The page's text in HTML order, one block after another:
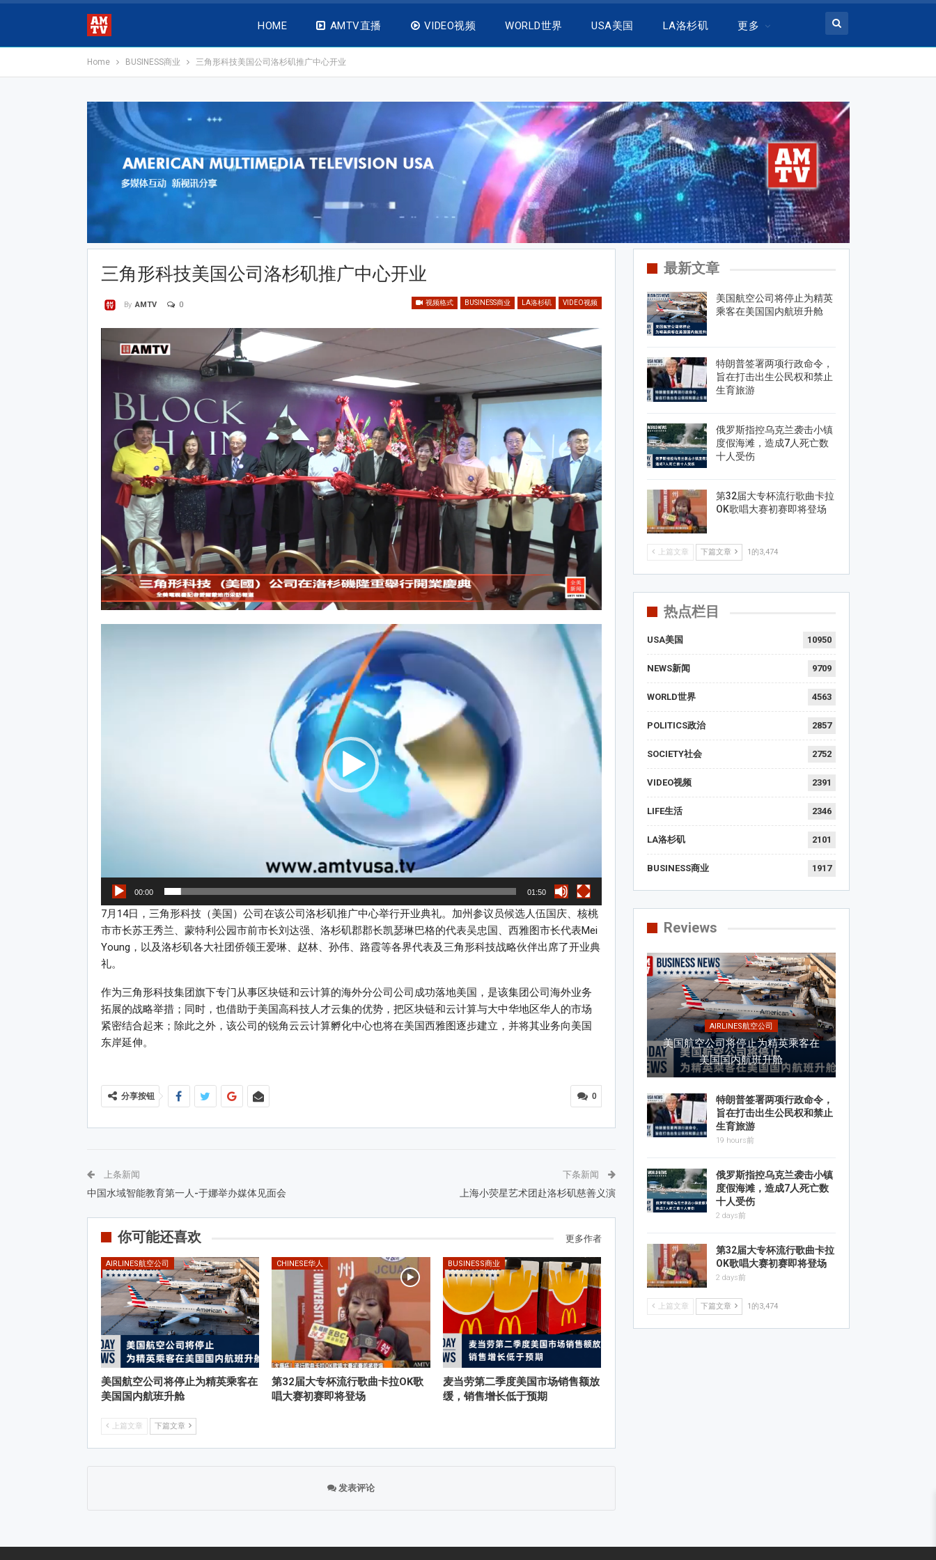
HOME AMTV直播 VIDEO视频 WORLD世界 USA美国 LA洛杉矶 更多
Home BUSINESS商业 三角形科技美国公司洛杉矶推广中心开业
三角形科技美国公司洛杉矶推广中心开业
视频格式 BUSINESS商业 LA洛杉矶 VIDEO视频
By AMTV 0
00:00 01:50
7月14日，三角形科技（美国）公司在该公司洛杉矶推广中心举行开业典礼。加州参议员候选人伍国庆、核桃
市市长苏王秀兰、蒙特利公园市前市长刘达强、洛杉矶郡郡长凯瑟琳巴格的代表吴忠国、西雅图市长代表Mei
Young，以及洛杉矶各大社团侨领王爱琳、赵林、孙伟、路霞等各界代表及三角形科技战略伙伴出席了开业典
礼。
作为三角形科技集团旗下专门从事区块链和云计算的海外分公司公司成功落地美国，是该集团公司海外业务
拓展的战略举措；同时，也借助于美国高科技人才云集的优势，把区块链和云计算与大中华地区华人的市场
紧密结合起来；除此之外，该公司的锐角云云计算孵化中心也将在美国西雅图逐步建立，并将其业务向美国
东岸延伸。
0
分享按钮
上条新闻
中国水域智能教育第一人-于娜举办媒体见面会
下条新闻
上海小荧星艺术团赴洛杉矶慈善义演
你可能还喜欢 更多作者
AIRLINES航空公司
美国航空公司将停止为精英乘客在
美国国内航班升舱
CHINESE华人
第32届大专杯流行歌曲卡拉OK歌
唱大赛初赛即将登场
BUSINESS商业
麦当劳第二季度美国市场销售额放
缓，销售增长低于预期
上篇文章 下篇文章
发表评论
最新文章
美国航空公司将停止为精英
乘客在美国国内航班升舱
特朗普签署两项行政命令，
旨在打击出生公民权和禁止
生育旅游
俄罗斯指控乌克兰袭击小镇
度假海滩，造成7人死亡数
十人受伤
第32届大专杯流行歌曲卡拉
OK歌唱大赛初赛即将登场
上篇文章 下篇文章 1的3,474
热点栏目
USA美国 10950
NEWS新闻 9709
WORLD世界 4563
POLITICS政治 2857
SOCIETY社会 2752
VIDEO视频 2391
LIFE生活 2346
LA洛杉矶 2101
BUSINESS商业 1917
Reviews
AIRLINES航空公司
美国航空公司将停止为精英乘客在
美国国内航班升舱
特朗普签署两项行政命令，
旨在打击出生公民权和禁止
生育旅游
19 hours前
俄罗斯指控乌克兰袭击小镇
度假海滩，造成7人死亡数
十人受伤
2 days前
第32届大专杯流行歌曲卡拉
OK歌唱大赛初赛即将登场
2 days前
上篇文章 下篇文章 1的3,474